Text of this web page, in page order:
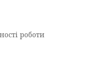
роботи